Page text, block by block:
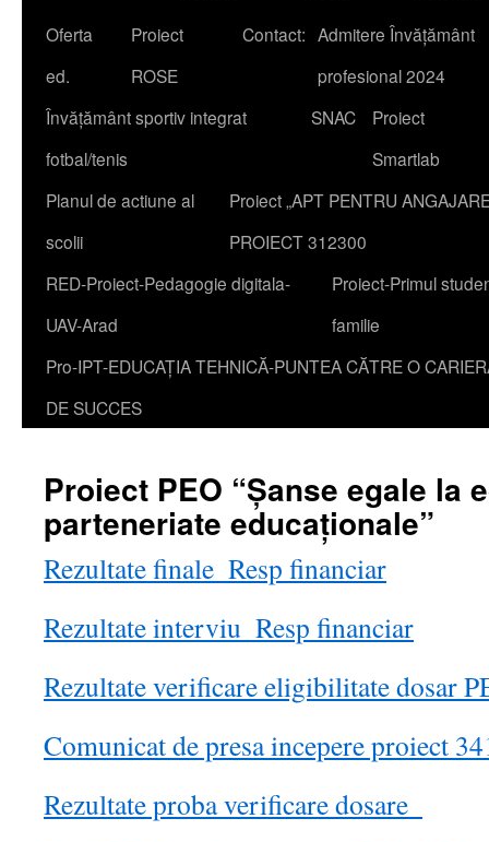
content
Oferta
ed.
Proiect
ROSE
Contact: Admitere Învățământ
profesional 2024
Învățământ sportiv integrat
fotbal/tenis
SNAC
Proiect
Smartlab
Planul de actiune al
scolii
Proiect „APT PENTRU
PROIECT 312300
RED-Proiect-Pedagogie digitala-
UAV-Arad
Proiect-Primul
familie
Pro-IPT-EDUCAȚIA TEHNICĂ-PUNTEA CĂTRE O
DE SUCCES
Proiect PEO “Șanse egale la
parteneriate educaționale”
Rezultate finale_Resp financiar
Rezultate interviu_Resp financiar
Rezultate verificare eligibilitate dosar
Comunicat de presa incepere proiect
Rezultate proba verificare dosare_